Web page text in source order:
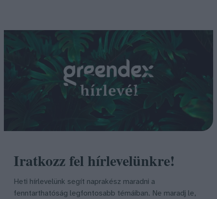
Iratkozz fel hírlevelünkre!
Heti hírlevelünk segít naprakész maradni a
fenntarthatóság legfontosabb témáiban. Ne maradj le,